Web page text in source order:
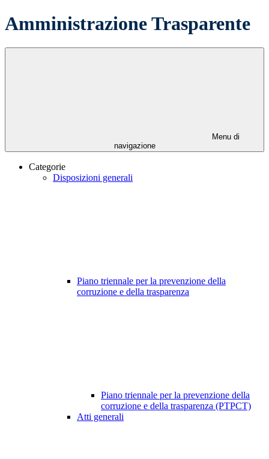
Amministrazione Trasparente
Menu di
navigazione
Categorie
Disposizioni generali
Piano triennale per la prevenzione della
corruzione e della trasparenza
Piano triennale per la prevenzione della
corruzione e della trasparenza (PTPCT)
Atti generali